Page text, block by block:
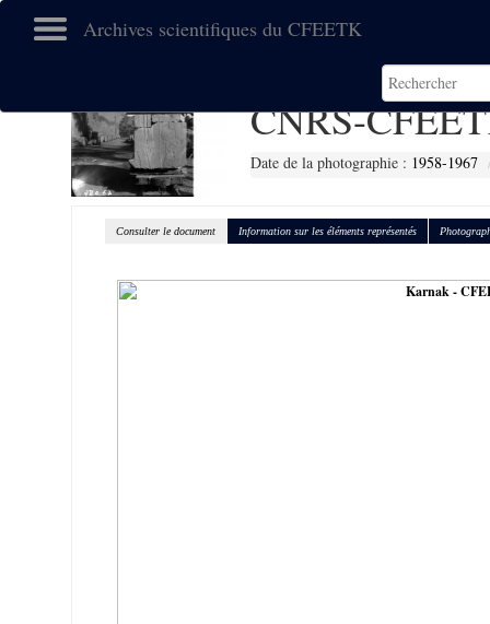
Archives scientifiques du CFEETK
CNRS-
Date de la photographie : 1958-1967
Consulter le document Information sur les éléments représentés